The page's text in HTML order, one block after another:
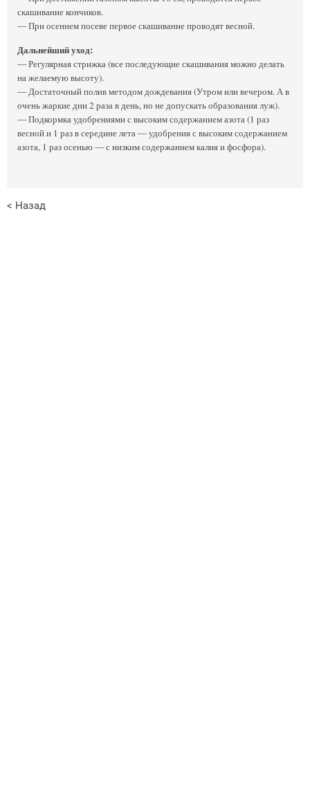
скашивание кончиков.
— При осеннем посеве первое скашивание проводят весной.
Дальнейший уход:
— Регулярная стрижка (все последующие скашивания можно делать
на желаемую высоту).
— Достаточный полив методом дождевания (Утром или вечером. А в
очень жаркие дни 2 раза в день, но не допускать образования луж).
— Подкормка удобрениями с высоким содержанием азота (1 раз
весной и 1 раз в середине лета — удобрения с высоким содержанием
азота, 1 раз осенью — с низким содержанием калия и фосфора).
< Назад